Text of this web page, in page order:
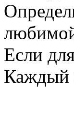
Если
Каждый